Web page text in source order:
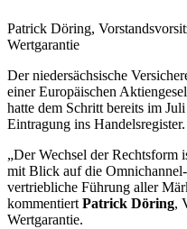
Patrick Döring,
Wertgarantie
Der niedersächsische
einer Europäischen
hatte dem Schritt bereits im
Eintragung ins Handelsregister.
„Der Wechsel der Rechtsform
mit Blick auf die
vertriebliche Führung aller
kommentiertPatrick Döring,
Wertgarantie.